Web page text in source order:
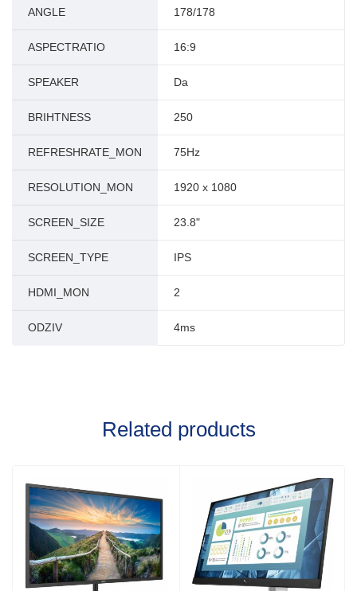
ANGLE 178/178
ASPECTRATIO 16:9
SPEAKER Da
BRIHTNESS 250
REFRESHRATE_MON 75Hz
RESOLUTION_MON 1920 x 1080
SCREEN_SIZE 23.8"
SCREEN_TYPE IPS
HDMI_MON 2
ODZIV 4ms
Related products